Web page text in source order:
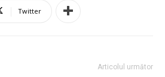
Twitter
Articolul următor